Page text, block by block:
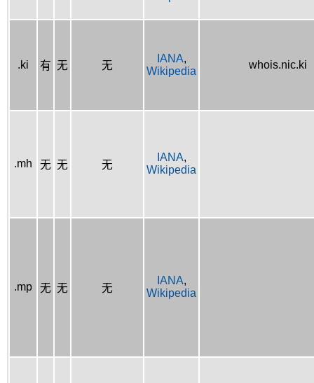
.ki 有 无 无
IANA,
Wikipedia
whois.nic.ki
.mh 无 无 无
IANA,
Wikipedia
.mp 无 无 无
IANA,
Wikipedia